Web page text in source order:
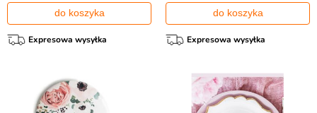
do koszyka
Expresowa wysyłka
do koszyka
Expresowa wysyłka